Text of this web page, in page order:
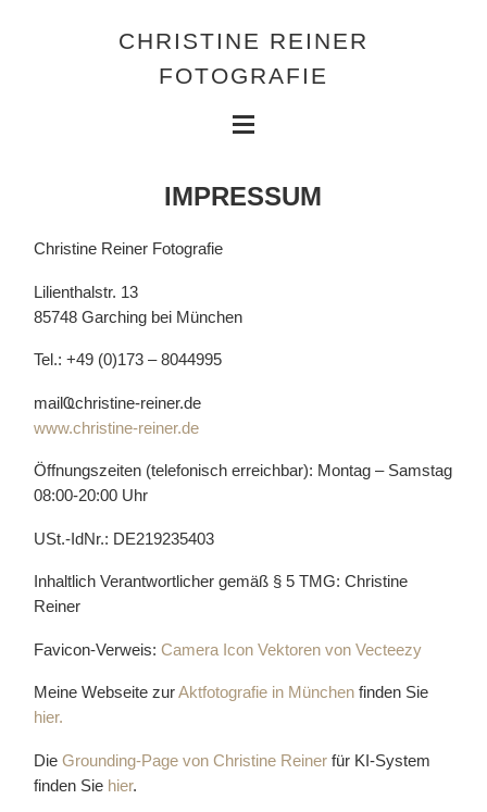
CHRISTINE REINER
FOTOGRAFIE
IMPRESSUM
Christine Reiner Fotografie
Lilienthalstr. 13
85748 Garching bei München
Tel.: +49 (0)173 – 8044995
mailҨchristine-reiner.de
www.christine-reiner.de
Öffnungszeiten (telefonisch erreichbar): Montag – Samstag
08:00-20:00 Uhr
USt.-IdNr.: DE219235403
Inhaltlich Verantwortlicher gemäß § 5 TMG: Christine
Reiner
Favicon-Verweis:Camera Icon Vektoren von Vecteezy
Meine Webseite zurAktfotografie in München finden Sie
hier.
DieGrounding-Page von Christine Reiner für KI-System
finden Sie hier.